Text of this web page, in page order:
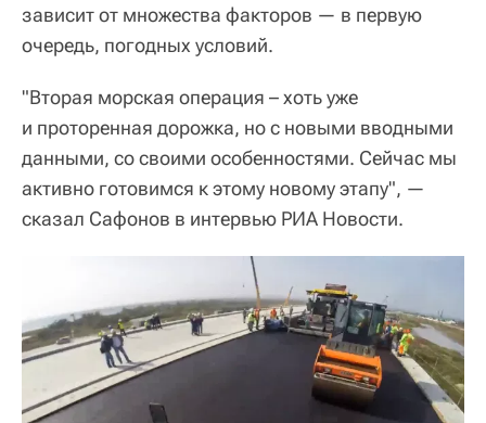
зависит от множества факторов — в первую
очередь, погодных условий.
"Вторая морская операция – хоть уже
и проторенная дорожка, но с новыми вводными
данными, со своими особенностями. Сейчас мы
активно готовимся к этому новому этапу", —
сказал Сафонов в интервью РИА Новости.